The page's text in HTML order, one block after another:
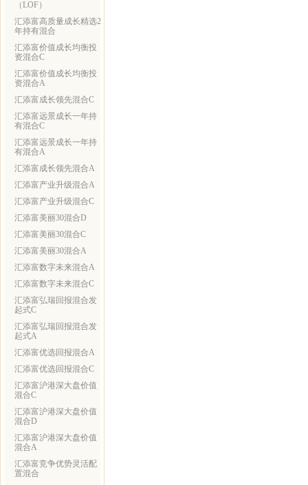
（LOF）
汇添富高质量成长精选2
年持有混合
汇添富价值成长均衡投
资混合C
汇添富价值成长均衡投
资混合A
汇添富成长领先混合C
汇添富远景成长一年持
有混合C
汇添富远景成长一年持
有混合A
汇添富成长领先混合A
汇添富产业升级混合A
汇添富产业升级混合C
汇添富美丽30混合D
汇添富美丽30混合C
汇添富美丽30混合A
汇添富数字未来混合A
汇添富数字未来混合C
汇添富弘瑞回报混合发
起式C
汇添富弘瑞回报混合发
起式A
汇添富优选回报混合A
汇添富优选回报混合C
汇添富沪港深大盘价值
混合C
汇添富沪港深大盘价值
混合D
汇添富沪港深大盘价值
混合A
汇添富竞争优势灵活配
置混合